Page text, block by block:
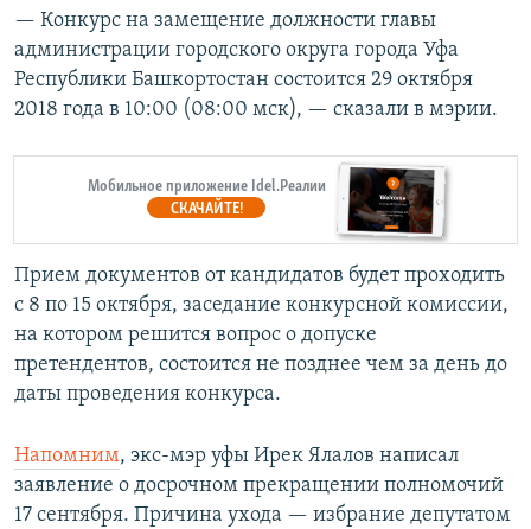
— Конкурс на замещение должности главы
администрации городского округа города Уфа
Республики Башкортостан состоится 29 октября
2018 года в 10:00 (08:00 мск), — сказали в мэрии.
Мобильное приложение Idel.Реалии
СКАЧАЙТЕ!
Прием документов от кандидатов будет проходить
с 8 по 15 октября, заседание конкурсной комиссии,
на котором решится вопрос о допуске
претендентов, состоится не позднее чем за день до
даты проведения конкурса.
Напомним, экс-мэр уфы Ирек Ялалов написал
заявление о досрочном прекращении полномочий
17 сентября. Причина ухода — избрание депутатом